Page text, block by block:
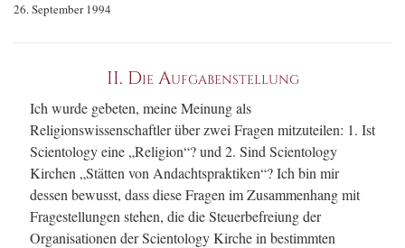
26. September 1994
II. Die Aufgabenstellung
Ich wurde gebeten, meine Meinung als
Religionswissenschaftler über zwei Fragen mitzuteilen: 1. Ist
Scientology eine „Religion“? und 2. Sind Scientology
Kirchen „Stätten von Andachtspraktiken“? Ich bin mir
dessen bewusst, dass diese Fragen im Zusammenhang mit
Fragestellungen stehen, die die Steuerbefreiung der
Organisationen der Scientology Kirche in bestimmten